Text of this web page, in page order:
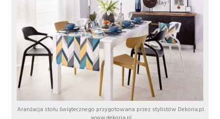
Aranżacja stołu świątecznego przygotowana przez stylistów Dekoria.pl.